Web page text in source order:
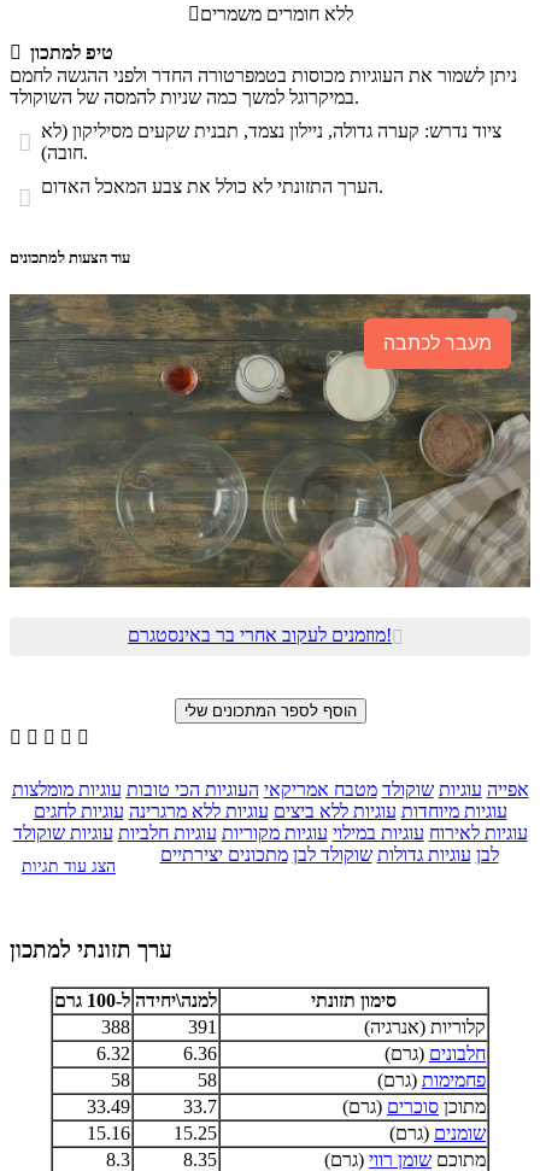
ללא חומרים משמרים
 טיפ למתכון
ניתן לשמור את העוגיות מכוסות בטמפרטורה החדר ולפני ההגשה לחמם
במיקרוגל למשך כמה שניות להמסה של השוקולד.
 ציוד נדרש: קערה גדולה, ניילון נצמד, תבנית שקעים מסיליקון (לא
חובה).
 הערך התזונתי לא כולל את צבע המאכל האדום.
עוד הצעות למתכונים
מעבר לכתבה
מוזמנים לעקוב אחרי בר באינסטגרם!
    
אפייה עוגיות שוקולד מטבח אמריקאי העוגיות הכי טובות עוגיות מומלצות
עוגיות מיוחדות עוגיות ללא ביצים עוגיות ללא מרגרינה עוגיות לחגים
עוגיות לאירוח עוגיות במילוי עוגיות מקוריות עוגיות חלביות עוגיות שוקולד
לבן עוגיות גדולות שוקולד לבן מתכונים יצירתיים
הצג עוד תגיות
ערך תזונתי למתכון
סימון תזונתי למנה\יחידה ל-100 גרם
קלוריות (אנרגיה)
391
388
חלבונים (גרם) 6.36
6.32
פחמימות (גרם) 58
58
מתוכן סוכרים (גרם) 33.7
33.49
שומנים (גרם) 15.25
15.16
מתוכם שומן רווי (גרם) 8.35
8.3